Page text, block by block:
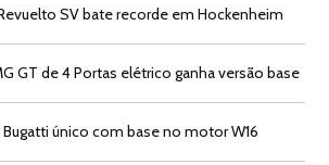
SV bate recorde em Hockenheim
GT de 4 Portas elétrico ganha versão base
único com base no motor W16